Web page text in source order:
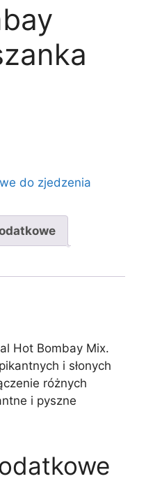
do zjedzenia
Hot Bombay Mix.
i słonych
różnych
i pyszne